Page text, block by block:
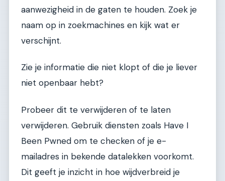
aanwezigheid in de gaten te houden. Zoek je
naam op in zoekmachines en kijk wat er
verschijnt.
Zie je informatie die niet klopt of die je liever
niet openbaar hebt?
Probeer dit te verwijderen of te laten
verwijderen. Gebruik diensten zoals Have I
Been Pwned om te checken of je e-
mailadres in bekende datalekken voorkomt.
Dit geeft je inzicht in hoe wijdverbreid je